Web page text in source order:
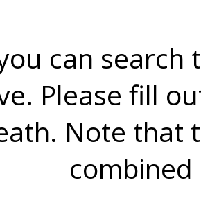
can search
Please fill
Note that
combined